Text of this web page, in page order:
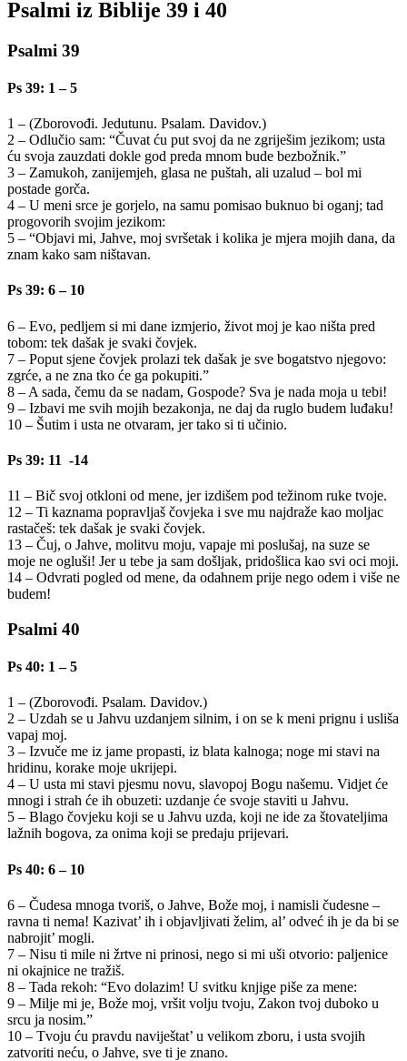
Psalmi iz Biblije 39 i 40
Psalmi 39
Ps 39: 1 – 5
1 – (Zborovođi. Jedutunu. Psalam. Davidov.)
2 – Odlučio sam: “Čuvat ću put svoj da ne zgriješim jezikom; usta
ću svoja zauzdati dokle god preda mnom bude bezbožnik.”
3 – Zamukoh, zanijemjeh, glasa ne puštah, ali uzalud – bol mi
postade gorča.
4 – U meni srce je gorjelo, na samu pomisao buknuo bi oganj; tad
progovorih svojim jezikom:
5 – “Objavi mi, Jahve, moj svršetak i kolika je mjera mojih dana, da
znam kako sam ništavan.
Ps 39: 6 – 10
6 – Evo, pedljem si mi dane izmjerio, život moj je kao ništa pred
tobom: tek dašak je svaki čovjek.
7 – Poput sjene čovjek prolazi tek dašak je sve bogatstvo njegovo:
zgrće, a ne zna tko će ga pokupiti.”
8 – A sada, čemu da se nadam, Gospode? Sva je nada moja u tebi!
9 – Izbavi me svih mojih bezakonja, ne daj da ruglo budem luđaku!
10 – Šutim i usta ne otvaram, jer tako si ti učinio.
Ps 39: 11 -14
11 – Bič svoj otkloni od mene, jer izdišem pod težinom ruke tvoje.
12 – Ti kaznama popravljaš čovjeka i sve mu najdraže kao moljac
rastačeš: tek dašak je svaki čovjek.
13 – Čuj, o Jahve, molitvu moju, vapaje mi poslušaj, na suze se
moje ne ogluši! Jer u tebe ja sam došljak, pridošlica kao svi oci moji.
14 – Odvrati pogled od mene, da odahnem prije nego odem i više ne
budem!
Psalmi 40
Ps 40: 1 – 5
1 – (Zborovođi. Psalam. Davidov.)
2 – Uzdah se u Jahvu uzdanjem silnim, i on se k meni prignu i usliša
vapaj moj.
3 – Izvuče me iz jame propasti, iz blata kalnoga; noge mi stavi na
hridinu, korake moje ukrijepi.
4 – U usta mi stavi pjesmu novu, slavopoj Bogu našemu. Vidjet će
mnogi i strah će ih obuzeti: uzdanje će svoje staviti u Jahvu.
5 – Blago čovjeku koji se u Jahvu uzda, koji ne ide za štovateljima
lažnih bogova, za onima koji se predaju prijevari.
Ps 40: 6 – 10
6 – Čudesa mnoga tvoriš, o Jahve, Bože moj, i namisli čudesne –
ravna ti nema! Kazivat’ ih i objavljivati želim, al’ odveć ih je da bi se
nabrojit’ mogli.
7 – Nisu ti mile ni žrtve ni prinosi, nego si mi uši otvorio: paljenice
ni okajnice ne tražiš.
8 – Tada rekoh: “Evo dolazim! U svitku knjige piše za mene:
9 – Milje mi je, Bože moj, vršit volju tvoju, Zakon tvoj duboko u
srcu ja nosim.”
10 – Tvoju ću pravdu naviještat’ u velikom zboru, i usta svojih
zatvoriti neću, o Jahve, sve ti je znano.